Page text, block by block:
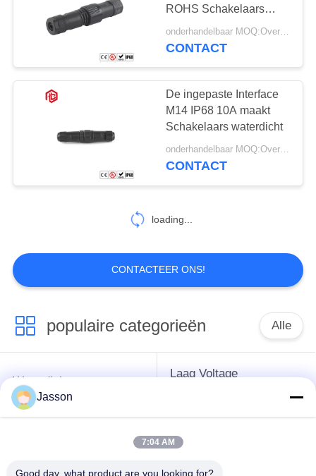
ROHS Schakelaars
waterdicht
onderhandelbaar MOQ:Overeen te komen
CONTACT
De ingepaste Interface
M14 IP68 10A maakt
Schakelaars waterdicht
onderhandelbaar MOQ:Overeen te komen
CONTACT
loading...
CONTACTEER ONS!
populaire categorieën Alle
Waterdichte
Cirkelschakelaar
Laag Voltage
Jasson
7:04 AM
Good day, what product are you looking for?